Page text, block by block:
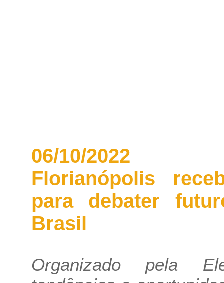
06/10/2022
Florianópolis
para debater
Brasil
Organizado pela